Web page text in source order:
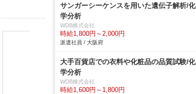
サンガーシーケンスを用いた遺伝子解析/化
学分析
WDB株式会社
時給1,800円～2,000円
派遣社員 / 大阪府
大手百貨店での衣料や化粧品の品質試験/化
学分析
WDB株式会社
時給1,600円～1,800円